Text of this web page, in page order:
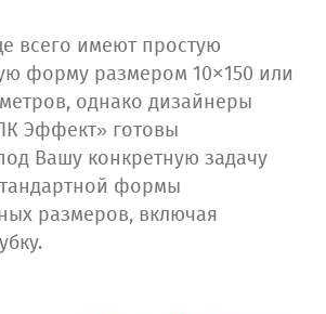
всего имеют простую
форму размером 10×150 или
однако дизайнеры
Эффект» готовы
Вашу конкретную задачу
формы
размеров, включая